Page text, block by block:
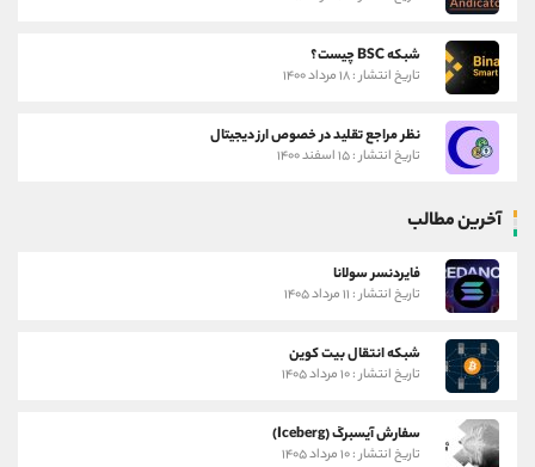
شبکه BSC چیست؟
تاریخ انتشار : ۱۸ مرداد ۱۴۰۰
نظر مراجع تقلید در خصوص ارز دیجیتال
تاریخ انتشار : ۱۵ اسفند ۱۴۰۰
آخرین مطالب
فایردنسر سولانا
تاریخ انتشار : ۱۱ مرداد ۱۴۰۵
شبکه انتقال بیت کوین
تاریخ انتشار : ۱۰ مرداد ۱۴۰۵
سفارش آیسبرگ (Iceberg)
تاریخ انتشار : ۱۰ مرداد ۱۴۰۵